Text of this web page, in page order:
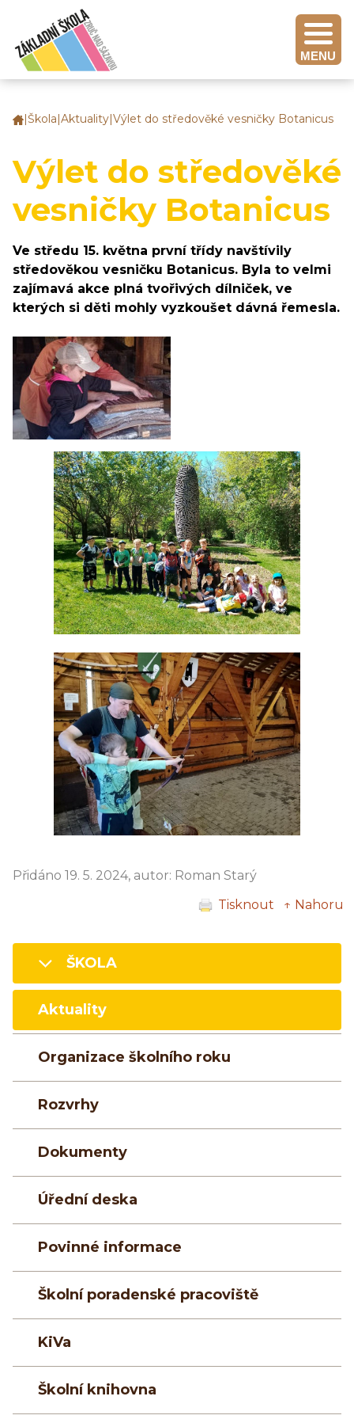
MENU
Základní
Zruč
nad
Sázavou
Škola Aktuality Výlet do středověké vesničky Botanicus
Výlet do středověké
vesničky Botanicus
Ve středu 15. května první třídy navštívily
středověkou vesničku Botanicus. Byla to velmi
zajímavá akce plná tvořivých dílniček, ve
kterých si děti mohly vyzkoušet dávná řemesla.
Přidáno 19. 5. 2024, autor: Roman Starý
Tisknout
↑ Nahoru
ŠKOLA
Aktuality
Organizace školního roku
Rozvrhy
Dokumenty
Úřední deska
Povinné informace
Školní poradenské pracoviště
KiVa
Školní knihovna